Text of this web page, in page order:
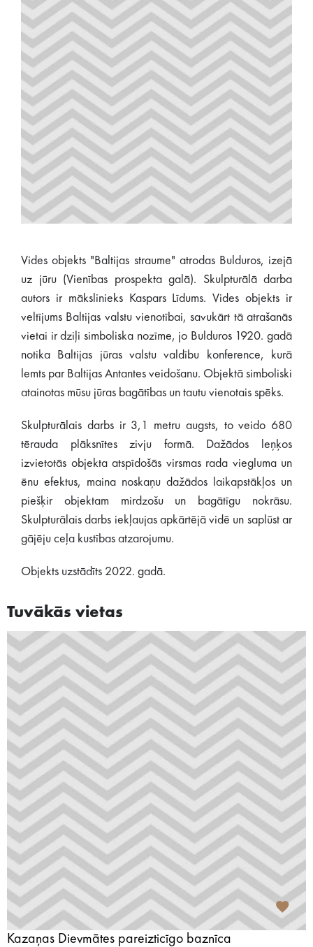
Vides objekts "Baltijas straume" atrodas Bulduros, izejā
uz jūru (Vienības prospekta galā). Skulpturālā darba
autors ir mākslinieks Kaspars Līdums. Vides objekts ir
veltījums Baltijas valstu vienotībai, savukārt tā atrašanās
vietai ir dziļi simboliska nozīme, jo Bulduros 1920. gadā
notika Baltijas jūras valstu valdību konference, kurā
lemts par Baltijas Antantes veidošanu. Objektā simboliski
atainotas mūsu jūras bagātības un tautu vienotais spēks.
Skulpturālais darbs ir 3,1 metru augsts, to veido 680
tērauda plāksnītes zivju formā. Dažādos leņķos
izvietotās objekta atspīdošās virsmas rada viegluma un
ēnu efektus, maina noskaņu dažādos laikapstākļos un
piešķir objektam mirdzošu un bagātīgu nokrāsu.
Skulpturālais darbs iekļaujas apkārtējā vidē un saplūst ar
gājēju ceļa kustības atzarojumu.
Objekts uzstādīts 2022. gadā.
Tuvākās vietas
Kazaņas Dievmātes pareizticīgo baznīca